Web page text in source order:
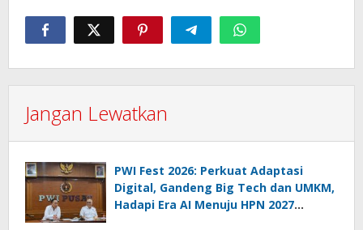
Jangan Lewatkan
PWI Fest 2026: Perkuat Adaptasi
Digital, Gandeng Big Tech dan UMKM,
Hadapi Era AI Menuju HPN 2027